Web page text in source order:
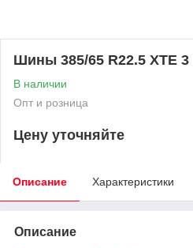
Шины 385/65 R22.5 XTE
В наличии
Опт и розница
Цену уточняйте
Описание Характеристики
Описание